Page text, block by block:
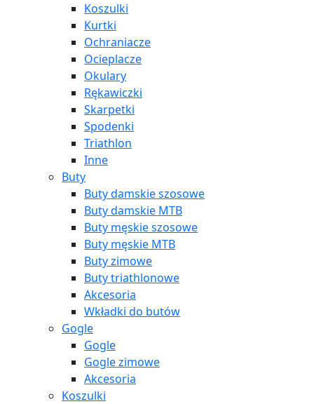
Koszulki
Kurtki
Ochraniacze
Ocieplacze
Okulary
Rękawiczki
Skarpetki
Spodenki
Triathlon
Inne
Buty
Buty damskie szosowe
Buty damskie MTB
Buty męskie szosowe
Buty męskie MTB
Buty zimowe
Buty triathlonowe
Akcesoria
Wkładki do butów
Gogle
Gogle
Gogle zimowe
Akcesoria
Koszulki